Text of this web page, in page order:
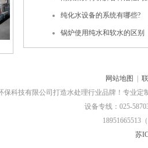
纯化水设备的系统有哪些?
锅炉使用纯水和软水的区别
网站地图
保科技有限公司打造水处理行业品牌！专业定
设备专线：025-
18951665513
苏